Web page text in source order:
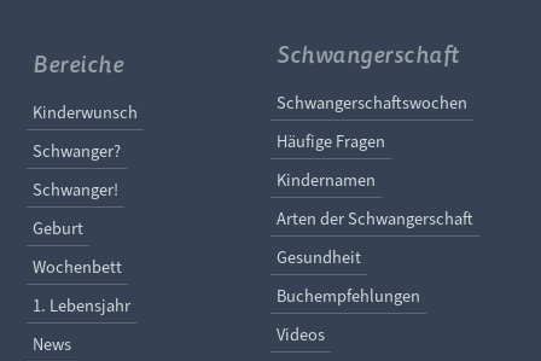
Bereiche
Navigation überspringen
Kinderwunsch
Schwanger?
Schwanger!
Geburt
Wochenbett
1. Lebensjahr
News
Schwangerschaft
Navigation
Schwangerschaftswochen
Häufige Fragen
Kindernamen
Arten der Schwangerschaft
Gesundheit
Buchempfehlungen
Videos